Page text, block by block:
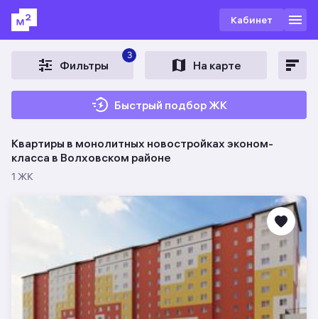
Кабинет
Фильтры
3
На карте
Быстрый подбор ЖК
Квартиры в монолитных новостройках эконом-
класса в Волховском районе
1 ЖК